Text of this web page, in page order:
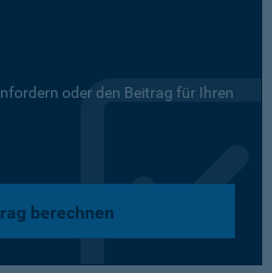
oder den Beitrag für Ihren
berechnen